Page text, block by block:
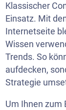
Klassischer
Einsatz. Mit
Internetseite
Wissen
Trends. So
aufdecken,
Strategie
Um Ihnen zum